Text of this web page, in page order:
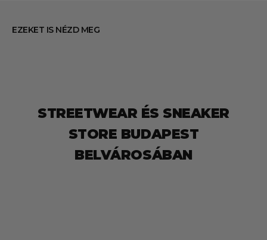
EZEKET IS NÉZD MEG
STREETWEAR ÉS SNEAKER
STORE BUDAPEST
BELVÁROSÁBAN